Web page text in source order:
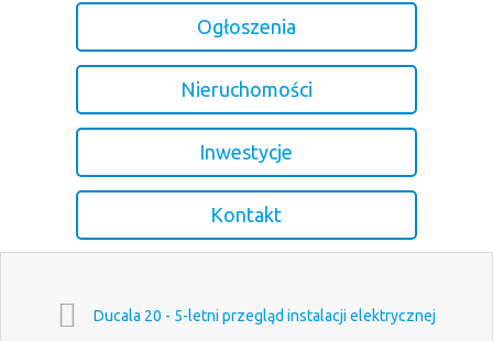
Ogłoszenia
Nieruchomości
Inwestycje
Kontakt
Ducala 20 - 5-letni przegląd instalacji elektrycznej